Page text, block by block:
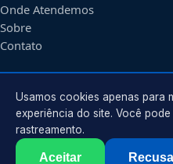
Onde Atendemos
Sobre
Contato
CONTATO
Atendimento em
Usamos cookies apenas para
experiência do site. Você
rastreamento.
Aceitar